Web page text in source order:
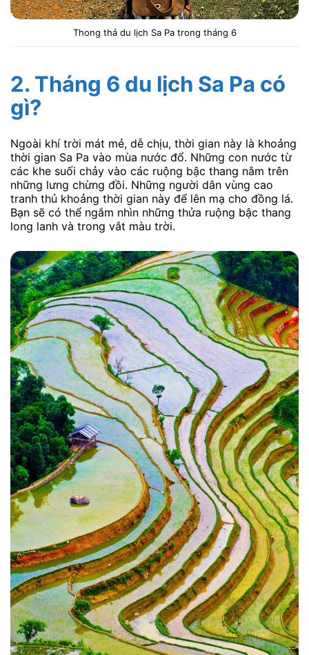
Thong thả du lịch Sa Pa trong tháng 6
2. Tháng 6 du lịch Sa Pa có
gì?
Ngoài khí trời mát mẻ, dễ chịu, thời gian này là khoảng
thời gian Sa Pa vào mùa nước đổ. Những con nước từ
các khe suối chảy vào các ruộng bậc thang nằm trên
những lưng chừng đồi. Những người dân vùng cao
tranh thủ khoảng thời gian này để lên mạ cho đồng lá.
Bạn sẽ có thể ngắm nhìn những thửa ruộng bậc thang
long lanh và trong vắt màu trời.